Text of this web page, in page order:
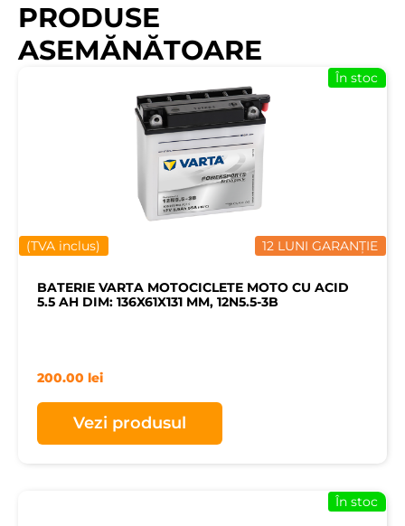
PRODUSE
ASEMĂNĂTOARE
12 LUNI GARANȚIE
(TVA inclus)
În stoc
BATERIE VARTA MOTOCICLETE MOTO CU ACID
5.5 AH DIM: 136X61X131 MM, 12N5.5-3B
200.00 lei
Vezi produsul
În stoc